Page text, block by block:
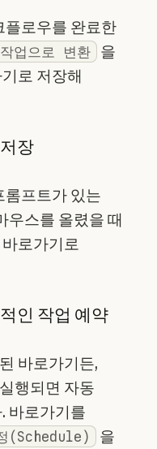
플로우를 완료한
작업으로 변환
을
로 저장해
장
롬프트가 있는
우스를 올렸을 때
로가기로
인 작업 예약
바로가기든,
행되면 자동
바로가기를
(Schedule)
을